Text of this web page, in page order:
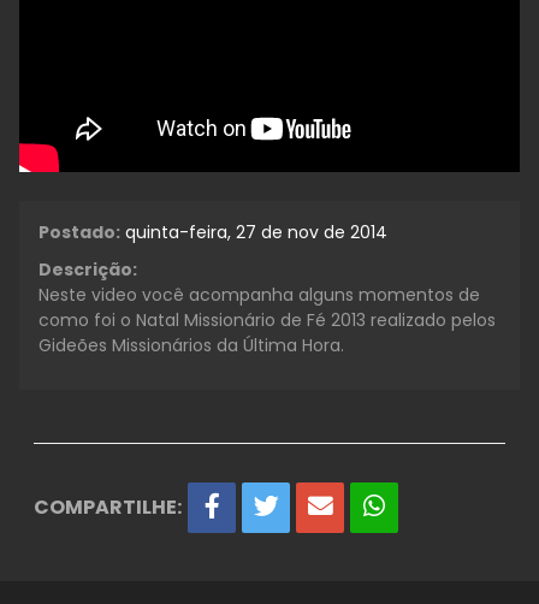
Postado: quinta-feira, 27 de nov de 2014
Descrição:
Neste video você acompanha alguns momentos de
como foi o Natal Missionário de Fé 2013 realizado pelos
Gideões Missionários da Última Hora.
COMPARTILHE: